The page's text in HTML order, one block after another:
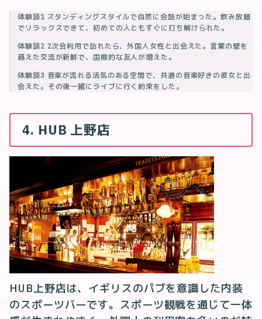
体験談1 スタンディングスタイルで自然に会話が始まった。飲み放題
でリラックスできて、初めての人ともすぐに打ち解けられた。
体験談2 2次会利用で訪れたら、外国人女性と出会えた。言葉の壁を
越えた交流が新鮮で、国際的な友人が増えた。
体験談3 音楽が流れる活気のある空間で、共通の音楽好きの彼女と出
会えた。その後一緒にライブに行く約束をした。
4. HUB 上野店
HUB上野店は、イギリスのパブを意識した内装
のスポーツバーです。スポーツ観戦を通じて一体